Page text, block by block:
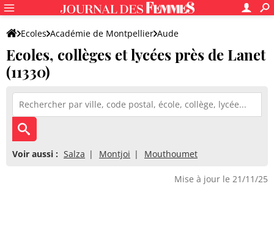
Ecoles Académie de Montpellier Aude
Ecoles, collèges et lycées près de Lanet
(11330)
Voir aussi : Salza Montjoi Mouthoumet
Mise à jour le 21/11/25